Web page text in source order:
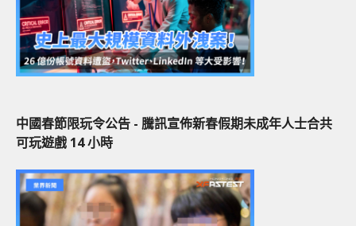
中國春節限玩令公告 - 騰訊宣佈新春假期未成年人士合共
可玩遊戲 14 小時